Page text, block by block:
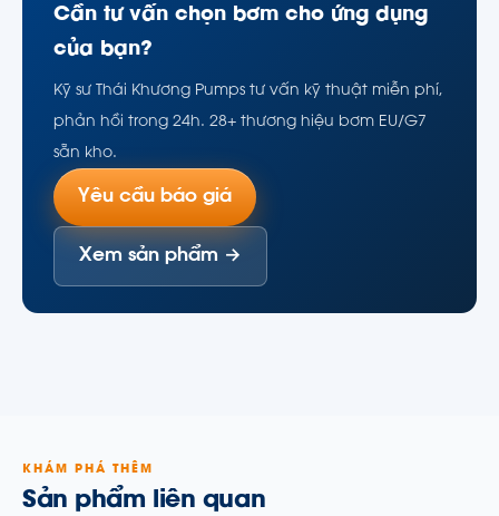
Cần tư vấn chọn bơm cho ứng dụng
của bạn?
Kỹ sư Thái Khương Pumps tư vấn kỹ thuật miễn phí,
phản hồi trong 24h. 28+ thương hiệu bơm EU/G7
sẵn kho.
Yêu cầu báo giá
Xem sản phẩm →
KHÁM PHÁ THÊM
Sản phẩm liên quan